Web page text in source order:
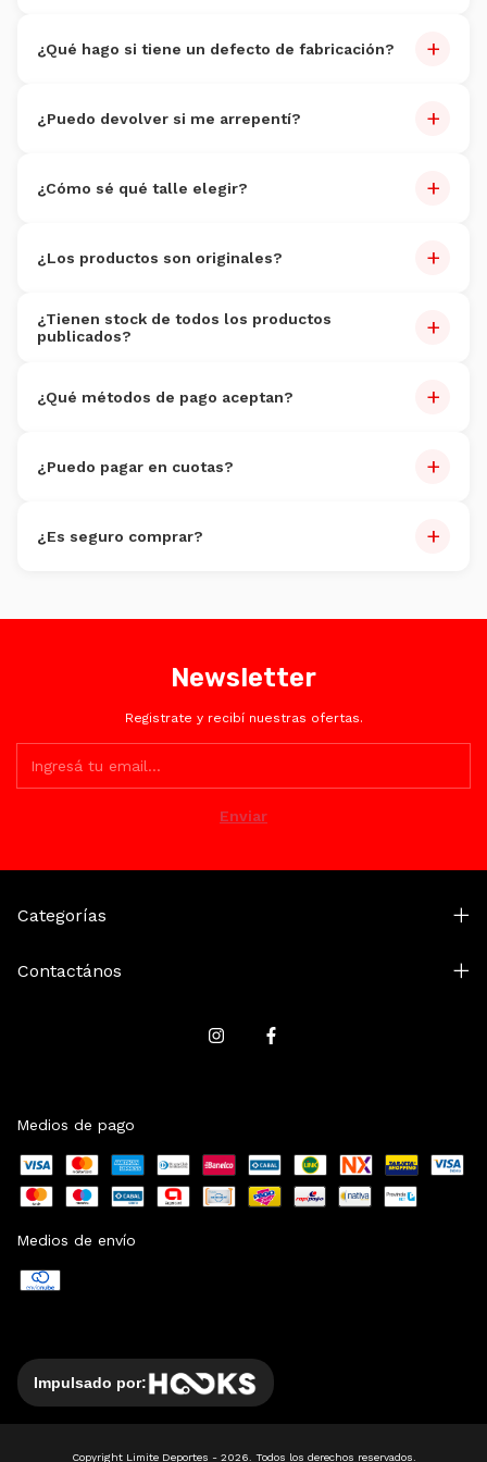
¿Qué hago si tiene un defecto de fabricación? +
dentro de 30 días.
¿Puedo devolver si me arrepentí? +
por cuenta del cliente.
¿Cómo sé qué talle elegir? +
WhatsApp al3816095352.
¿Los productos son originales? +
¿Tienen stock de todos los productos
publicados?
+
¿Qué métodos de pago aceptan? +
Mercado Pago y efectivo en sucursales.
¿Puedo pagar en cuotas? +
¿Es seguro comprar? +
Newsletter
Registrate y recibí nuestras ofertas.
Categorías
Contactános
Medios de pago
Medios de envío
Impulsado por:
Copyright Limite Deportes - 2026. Todos los derechos reservados.